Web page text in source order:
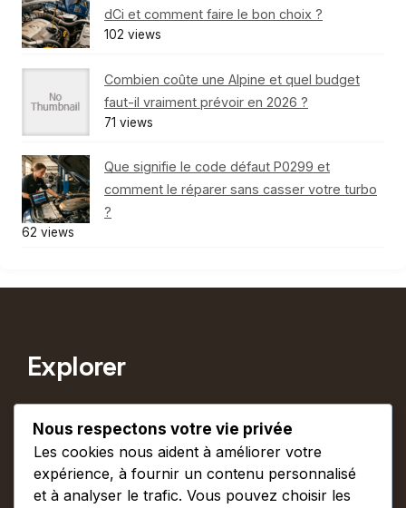
dCi et comment faire le bon choix ?
102 views
Combien coûte une Alpine et quel budget
faut-il vraiment prévoir en 2026 ?
71 views
Que signifie le code défaut P0299 et
comment le réparer sans casser votre turbo
?
62 views
Explorer
Informations
© 2026 Plein Phare• Construit avecGeneratePress
Nous respectons votre vie privée
Les cookies nous aident à améliorer votre
expérience, à fournir un contenu personnalisé
et à analyser le trafic. Vous pouvez choisir les